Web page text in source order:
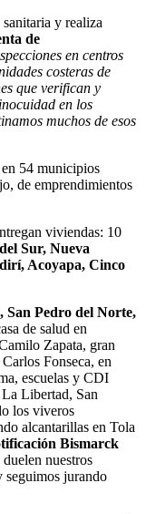
y realiza
de
en centros
costeras de
que verifican y
en los
muchos de esos
54 municipios
de emprendimientos
viviendas: 10
Sur, Nueva
Acoyapa, Cinco
San Pedro del Norte,
de salud en
Zapata, gran
Fonseca, en
escuelas y CDI
Libertad, San
los viveros
alcantarillas en Tola
Bismarck
nuestros
seguimos jurando